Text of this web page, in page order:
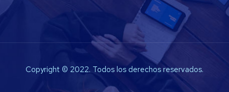
Copyright © 2022. Todos los derechos reservados.